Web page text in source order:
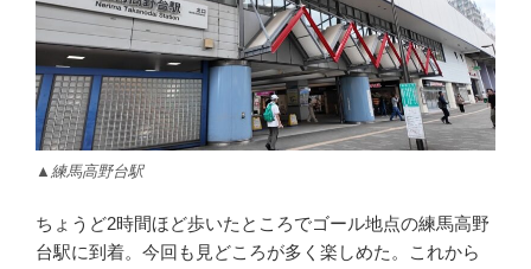
▲練馬高野台駅
ちょうど2時間ほど歩いたところでゴール地点の練馬高野
台駅に到着。今回も見どころが多く楽しめた。これから